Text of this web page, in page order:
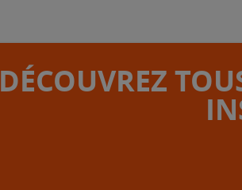
DÉCOUVREZ